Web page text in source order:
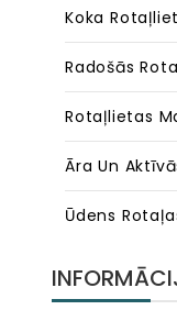
Koka
Radošās
Rotaļlietas
Āra Un
Ūdens